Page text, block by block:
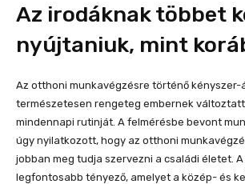
Az irodáknak többet
nyújtaniuk, mint
Az otthoni munkavégzésre történő kényszer-
természetesen rengeteg embernek
mindennapi rutinját. A felmérésbe bevont
úgy nyilatkozott, hogy az otthoni
jobban meg tudja szervezni a családi életet. A
legfontosabb tényező, amelyet a közép- és